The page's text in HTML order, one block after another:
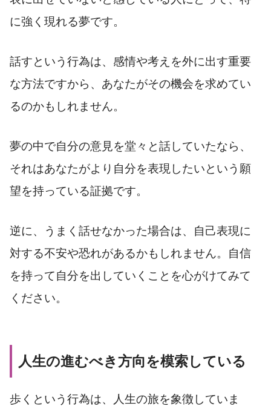
に強く現れる夢です。
話すという行為は、感情や考えを外に出す重要
な方法ですから、あなたがその機会を求めてい
るのかもしれません。
夢の中で自分の意見を堂々と話していたなら、
それはあなたがより自分を表現したいという願
望を持っている証拠です。
逆に、うまく話せなかった場合は、自己表現に
対する不安や恐れがあるかもしれません。自信
を持って自分を出していくことを心がけてみて
ください。
人生の進むべき方向を模索している
歩くという行為は、人生の旅を象徴していま